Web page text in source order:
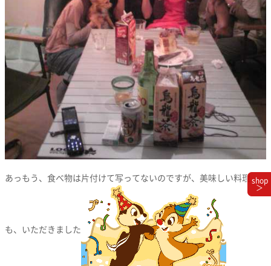
あっもう、食べ物は片付けて写ってないのですが、美味しい料理
も、いただきました
shop
＞